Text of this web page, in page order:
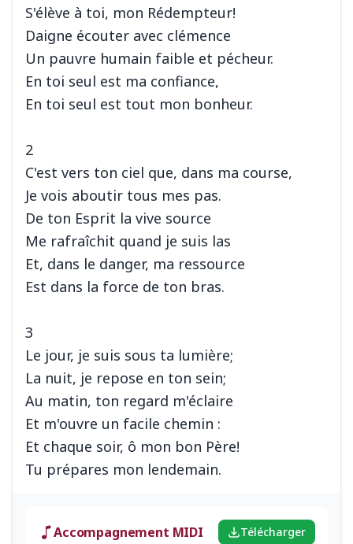
S'élève à toi, mon Rédempteur!
Daigne écouter avec clémence
Un pauvre humain faible et pécheur.
En toi seul est ma confiance,
En toi seul est tout mon bonheur.
2
C'est vers ton ciel que, dans ma course,
Je vois aboutir tous mes pas.
De ton Esprit la vive source
Me rafraîchit quand je suis las
Et, dans le danger, ma ressource
Est dans la force de ton bras.
3
Le jour, je suis sous ta lumière;
La nuit, je repose en ton sein;
Au matin, ton regard m'éclaire
Et m'ouvre un facile chemin :
Et chaque soir, ô mon bon Père!
Accompagnement MIDI Télécharger